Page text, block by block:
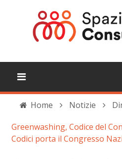
Home Notizie
Greenwashing, Codice del
Codici porta il Congresso